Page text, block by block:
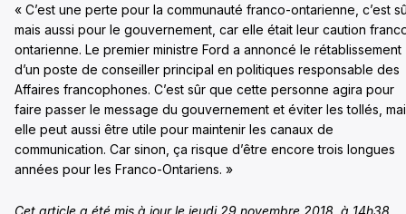
« C’est une perte pour la communauté franco-ontarienne, c’est
mais aussi pour le gouvernement, car elle était leur caution
ontarienne. Le premier ministre Ford a annoncé le rétablissement
d’un poste de conseiller principal en politiques responsable des
Affaires francophones. C’est sûr que cette personne agira pour
faire passer le message du gouvernement et éviter les tollés,
elle peut aussi être utile pour maintenir les canaux de
communication. Car sinon, ça risque d’être encore trois longues
années pour les Franco-Ontariens. »
Cet article a été mis à jour le jeudi 29 novembre 2018, à 14h38.